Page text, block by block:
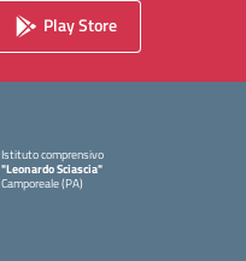
Play Store
Istituto comprensivo
"Leonardo Sciascia"
Camporeale (PA)
— Visita la pagina iniziale della scuola